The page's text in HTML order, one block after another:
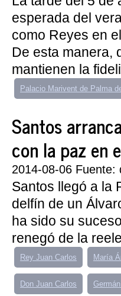
esperada del
como Reyes en
De esta manera,
mantienen la
Palacio Marivent de Palma
Santos
con la paz en
2014-08-06 Fuente:
Santos llegó a la
delfín de un
ha sido su
renegó de la
Rey Juan Carlos María
Don Juan Carlos